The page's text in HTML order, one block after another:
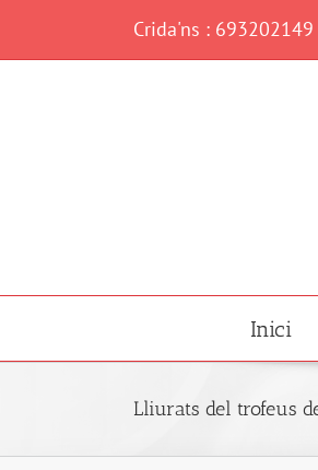
content
Crida'ns : 693202149
Inici
Lliurats del trofeus